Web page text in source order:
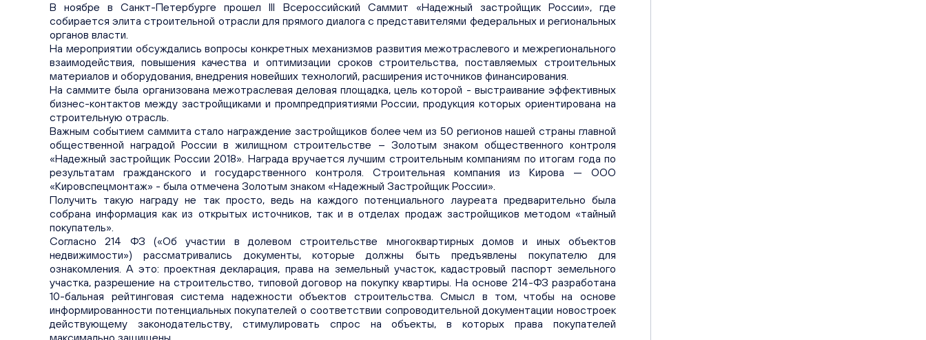
В ноябре в Санкт-Петербурге прошел III Всероссийский Саммит «Надежный застройщик России», где
собирается элита строительной отрасли для прямого диалога с представителями федеральных и региональных
органов власти.
На мероприятии обсуждались вопросы конкретных механизмов развития межотраслевого и межрегионального
взаимодействия, повышения качества и оптимизации сроков строительства, поставляемых строительных
материалов и оборудования, внедрения новейших технологий, расширения источников финансирования.
На саммите была организована межотраслевая деловая площадка, цель которой - выстраивание эффективных
бизнес-контактов между застройщиками и промпредприятиями России, продукция которых ориентирована на
строительную отрасль.
Важным событием саммита стало награждение застройщиков более чем из 50 регионов нашей страны главной
общественной наградой России в жилищном строительстве – Золотым знаком общественного контроля
«Надежный застройщик России 2018». Награда вручается лучшим строительным компаниям по итогам года по
результатам гражданского и государственного контроля. Строительная компания из Кирова — ООО
«Кировспецмонтаж» - была отмечена Золотым знаком «Надежный Застройщик России».
Получить такую награду не так просто, ведь на каждого потенциального лауреата предварительно была
собрана информация как из открытых источников, так и в отделах продаж застройщиков методом «тайный
покупатель».
Согласно 214 ФЗ («Об участии в долевом строительстве многоквартирных домов и иных объектов
недвижимости») рассматривались документы, которые должны быть предъявлены покупателю для
ознакомления. А это: проектная декларация, права на земельный участок, кадастровый паспорт земельного
участка, разрешение на строительство, типовой договор на покупку квартиры. На основе 214-ФЗ разработана
10-бальная рейтинговая система надежности объектов строительства. Смысл в том, чтобы на основе
информированности потенциальных покупателей о соответствии сопроводительной документации новостроек
действующему законодательству, стимулировать спрос на объекты, в которых права покупателей
максимально защищены.